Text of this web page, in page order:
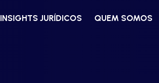
INSIGHTS JURÍDICOS QUEM SOMOS